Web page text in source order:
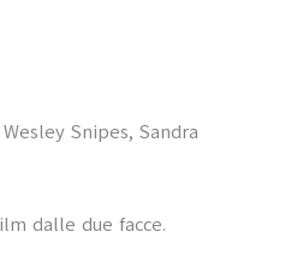
Snipes, Sandra
dalle due facce.